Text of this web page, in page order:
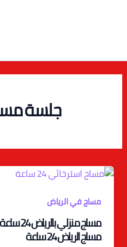
جلسة
مساج في الرياض
مساج الرياض 24 ساعة